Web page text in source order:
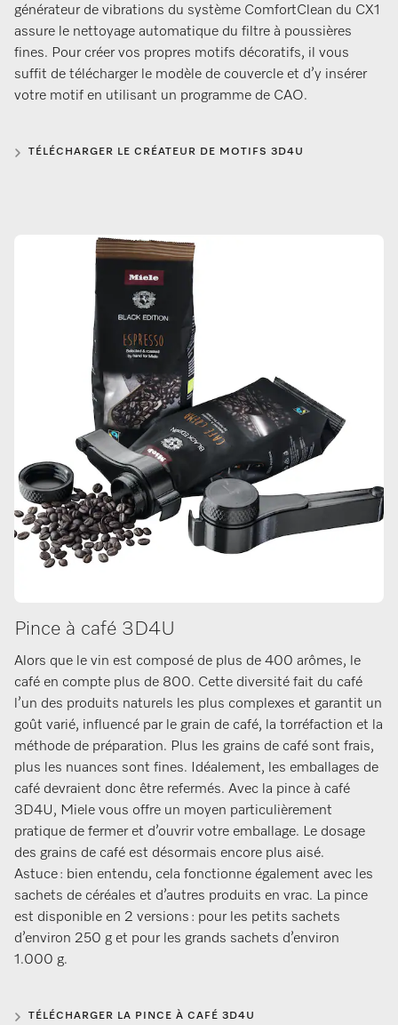
générateur de vibrations du système ComfortClean du CX1
assure le nettoyage automatique du filtre à poussières
fines. Pour créer vos propres motifs décoratifs, il vous
suffit de télécharger le modèle de couvercle et d’y insérer
votre motif en utilisant un programme de CAO.
TÉLÉCHARGER LE CRÉATEUR DE MOTIFS 3D4U
Pince à café 3D4U
Alors que le vin est composé de plus de 400 arômes, le
café en compte plus de 800. Cette diversité fait du café
l’un des produits naturels les plus complexes et garantit un
goût varié, influencé par le grain de café, la torréfaction et la
méthode de préparation. Plus les grains de café sont frais,
plus les nuances sont fines. Idéalement, les emballages de
café devraient donc être refermés. Avec la pince à café
3D4U, Miele vous offre un moyen particulièrement
pratique de fermer et d’ouvrir votre emballage. Le dosage
des grains de café est désormais encore plus aisé.
Astuce : bien entendu, cela fonctionne également avec les
sachets de céréales et d’autres produits en vrac. La pince
est disponible en 2 versions : pour les petits sachets
d’environ 250 g et pour les grands sachets d’environ
1.000 g.
TÉLÉCHARGER LA PINCE À CAFÉ 3D4U